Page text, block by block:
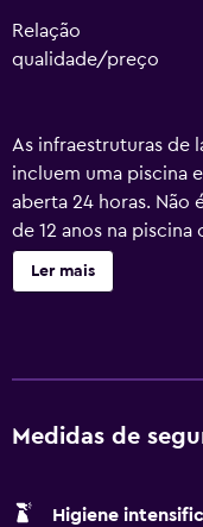
Relação
qualidade/preço
As infraestruturas de
incluem uma piscina
aberta 24 horas. Não
de 12 anos na piscina
supervisão de
abaixo estão
Ler mais
Medidas de
Higiene